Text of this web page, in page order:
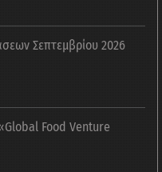
Σεπτεμβρίου 2026
Food Venture